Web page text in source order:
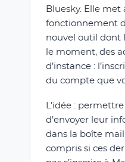
Bluesky. Elle met
fonctionnement
nouvel outil dont
le moment, des
d’instance :
du compte que
L’idée :
d’envoyer leur
dans la boîte
compris si ces